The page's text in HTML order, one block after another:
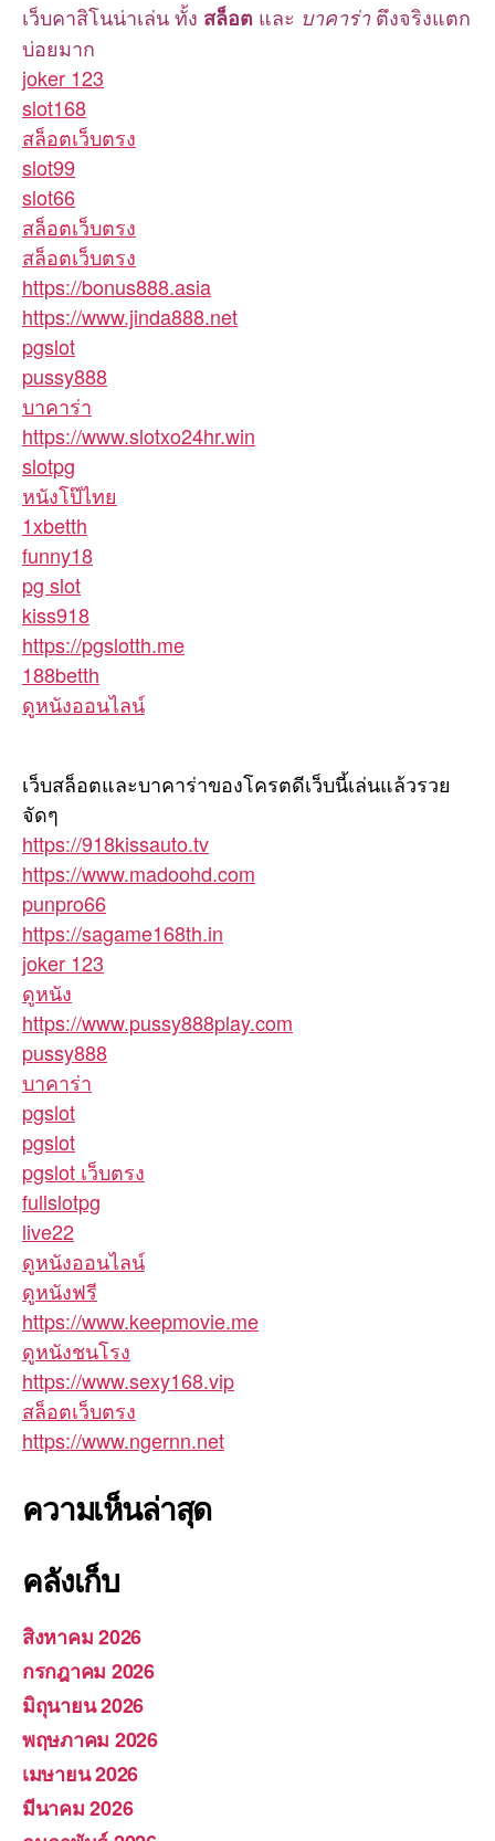
เว็บคาสิโนน่าเล่น ทั้ง สล็อต และ บาคาร่าตึงจริงแตก
บ่อยมาก
joker 123
slot168
สล็อตเว็บตรง
slot99
slot66
สล็อตเว็บตรง
สล็อตเว็บตรง
https://bonus888.asia
https://www.jinda888.net
pgslot
pussy888
บาคาร่า
https://www.slotxo24hr.win
slotpg
หนังโป๊ไทย
1xbetth
funny18
pg slot
kiss918
https://pgslotth.me
188betth
ดูหนังออนไลน์
เว็บสล็อตและบาคาร่าของโครตดีเว็บนี้เล่นแล้วรวย
จัดๆ
https://918kissauto.tv
https://www.madoohd.com
punpro66
https://sagame168th.in
joker 123
ดูหนัง
https://www.pussy888play.com
pussy888
บาคาร่า
pgslot
pgslot
pgslot เว็บตรง
fullslotpg
live22
ดูหนังออนไลน์
ดูหนังฟรี
https://www.keepmovie.me
ดูหนังชนโรง
https://www.sexy168.vip
สล็อตเว็บตรง
https://www.ngernn.net
ความเห็นล่าสุด
คลังเก็บ
สิงหาคม 2026
กรกฎาคม 2026
มิถุนายน 2026
พฤษภาคม 2026
เมษายน 2026
มีนาคม 2026